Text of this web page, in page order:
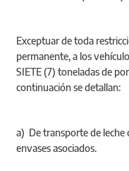
Exceptuar de toda
permanente, a los
SIETE (7) toneladas de
continuación se detallan:
a) De transporte de leche
envases asociados.